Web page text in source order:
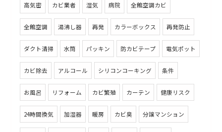
高気密 カビ業者 湿気 病院 全館空調カビ
全館空調 湯沸し器 再発 カラーボックス 再発防止
ダクト清掃 水筒 パッキン 防カビテープ 電気ポット
カビ除去 アルコール シリコンコーキング 条件
お風呂 リフォーム カビ繁殖 カーテン 健康リスク
24時間換気 加湿器 暖房 カビ臭 分譲マンション